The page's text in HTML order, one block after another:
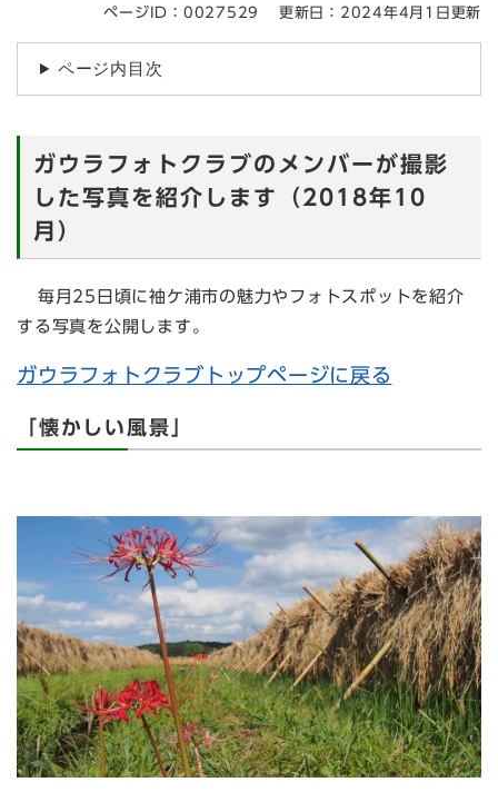
ページID：0027529 更新日：2024年4月1日更新
ページ内目次
ガウラフォトクラブのメンバーが撮影
した写真を紹介します（2018年10
月）
毎月25日頃に袖ケ浦市の魅力やフォトスポットを紹介
する写真を公開します。
ガウラフォトクラブトップページに戻る
「懐かしい風景」